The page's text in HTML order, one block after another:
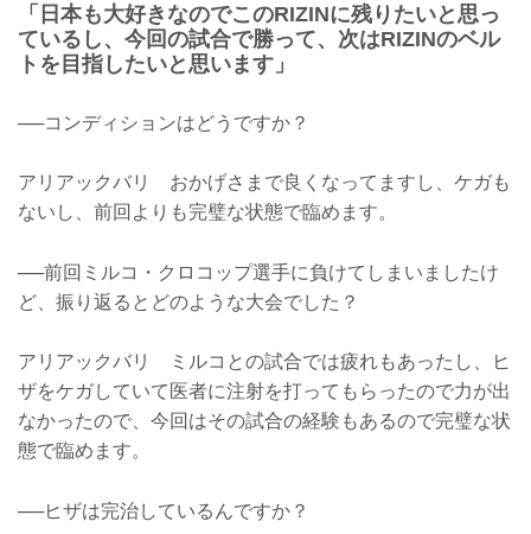
「日本も大好きなのでこのRIZINに残りたいと思っ
ているし、今回の試合で勝って、次はRIZINのベル
トを目指したいと思います」
──コンディションはどうですか？
アリアックバリ おかげさまで良くなってますし、ケガも
ないし、前回よりも完璧な状態で臨めます。
──前回ミルコ・クロコップ選手に負けてしまいましたけ
ど、振り返るとどのような大会でした？
アリアックバリ ミルコとの試合では疲れもあったし、ヒ
ザをケガしていて医者に注射を打ってもらったので力が出
なかったので、今回はその試合の経験もあるので完璧な状
態で臨めます。
──ヒザは完治しているんですか？